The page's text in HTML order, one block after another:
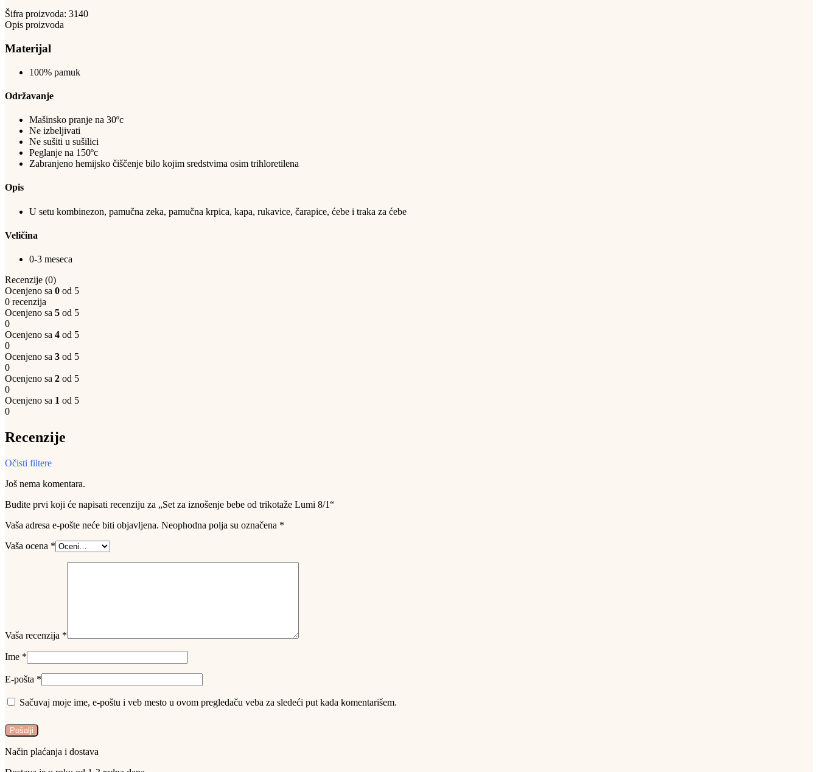
Šifra proizvoda: 3140
Opis proizvoda
Materijal
100% pamuk
Održavanje
Mašinsko pranje na 30ºc
Ne izbeljivati
Ne sušiti u sušilici
Peglanje na 150ºc
Zabranjeno hemijsko čiščenje bilo kojim sredstvima osim trihloretilena
Opis
U setu kombinezon, pamučna zeka, pamučna krpica, kapa, rukavice, čarapice, ćebe i traka za ćebe
Veličina
0-3 meseca
Recenzije (0)
Ocenjeno sa 0 od 5
0 recenzija
Ocenjeno sa 5 od 5
0
Ocenjeno sa 4 od 5
0
Ocenjeno sa 3 od 5
0
Ocenjeno sa 2 od 5
0
Ocenjeno sa 1 od 5
0
Recenzije
Očisti filtere
Još nema komentara.
Budite prvi koji će napisati recenziju za „Set za iznošenje bebe od trikotaže Lumi 8/1“
Vaša adresa e-pošte neće biti objavljena. Neophodna polja su označena *
Vaša ocena *
Vaša recenzija *
Ime *
E-pošta *
Sačuvaj moje ime, e-poštu i veb mesto u ovom pregledaču veba za sledeći put kada komentarišem.
Način plaćanja i dostava